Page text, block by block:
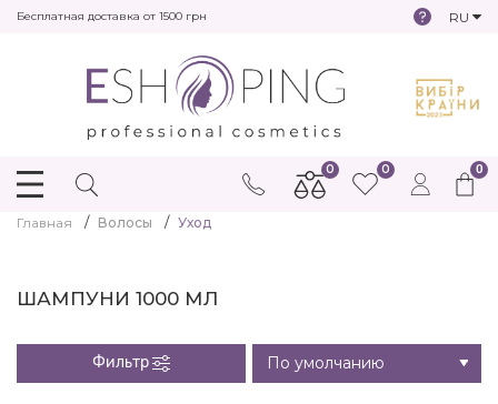
Бесплатная доставка от 1500 грн RU
0
0 0
Главная Волосы Уход
ШАМПУНИ 1000 МЛ
Фильтр